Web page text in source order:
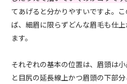
てあげると分かりやすいですよ。
ば、細眉に限らずどんな眉毛も仕
ます。
それぞれの基本の位置は、眉頭は
と目尻の延長線上かつ眉頭の下部